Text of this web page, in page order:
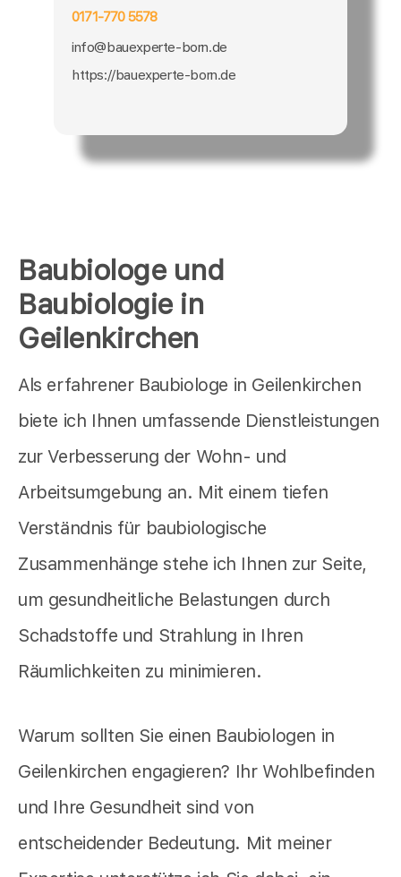
Baubiologe und
Baubiologie in
Geilenkirchen
Als erfahrener Baubiologe in Geilenkirchen
biete ich Ihnen umfassende Dienstleistungen
zur Verbesserung der Wohn- und
Arbeitsumgebung an. Mit einem tiefen
Verständnis für baubiologische
Zusammenhänge stehe ich Ihnen zur Seite,
um gesundheitliche Belastungen durch
Schadstoffe und Strahlung in Ihren
Räumlichkeiten zu minimieren.
Warum sollten Sie einen Baubiologen in
Geilenkirchen engagieren? Ihr Wohlbefinden
und Ihre Gesundheit sind von
entscheidender Bedeutung. Mit meiner
0171-770 5578
info@bauexperte-born.de
https://bauexperte-born.de